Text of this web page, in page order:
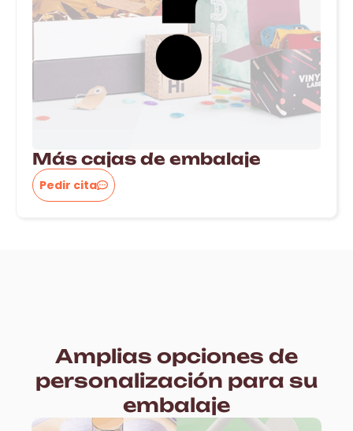
Más cajas de embalaje
Pedir cita
Amplias opciones de
personalización para su
embalaje